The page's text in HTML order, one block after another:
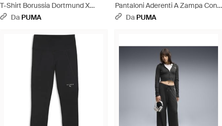
T-Shirt Borussia Dortmund X
Sesame Street Per Ragazzi,
Da PUMA
Pantaloni Aderenti A Zampa Con
Pintuck Essentials Da Donna,
Da PUMA